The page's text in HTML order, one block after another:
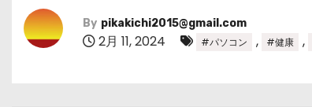
By pikakichi2015@gmail.com
2月 11, 2024 #パソコン , #健康 ,